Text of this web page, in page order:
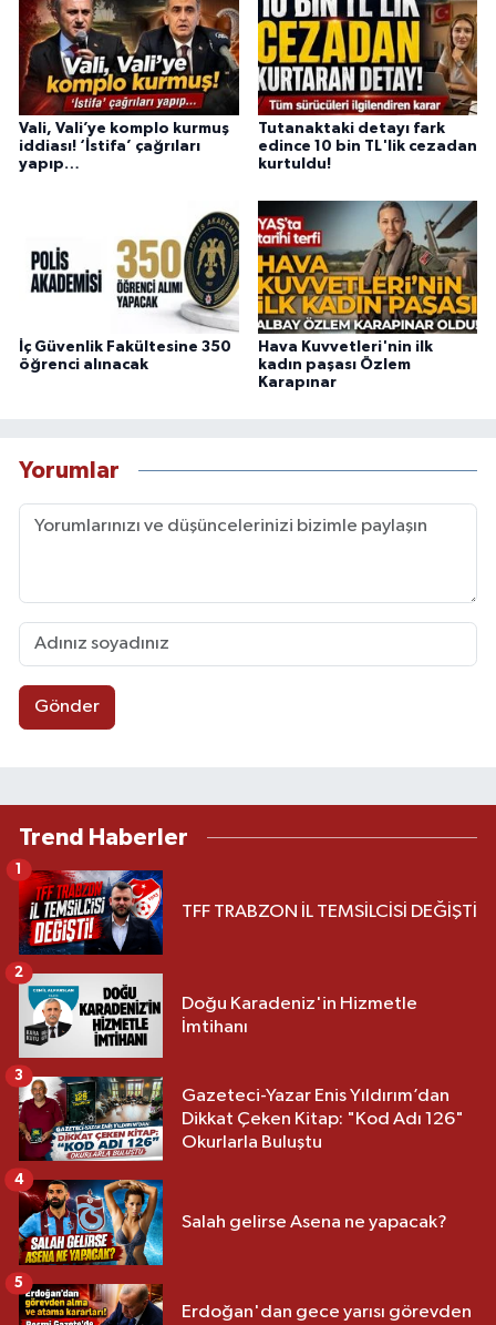
Vali, Vali’ye komplo kurmuş
iddiası! ‘İstifa’ çağrıları
yapıp…
Tutanaktaki detayı fark
edince 10 bin TL'lik cezadan
kurtuldu!
İç Güvenlik Fakültesine 350
öğrenci alınacak
Hava Kuvvetleri'nin ilk
kadın paşası Özlem
Karapınar
Yorumlar
Gönder
Trend Haberler
TFF TRABZON İL TEMSİLCİSİ DEĞİŞTİ
1
Doğu Karadeniz'in Hizmetle
İmtihanı
2
Gazeteci-Yazar Enis Yıldırım’dan
Dikkat Çeken Kitap: "Kod Adı 126"
Okurlarla Buluştu
3
Salah gelirse Asena ne yapacak?
4
Erdoğan'dan gece yarısı görevden
5